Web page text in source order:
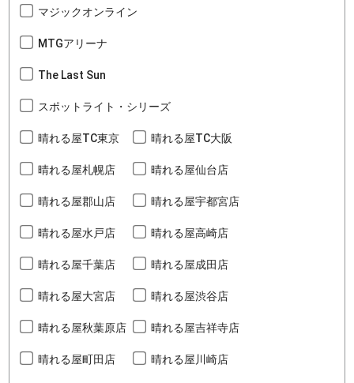
マジックオンライン
MTGアリーナ
The Last Sun
スポットライト・シリーズ
晴れる屋TC東京 晴れる屋TC大阪
晴れる屋札幌店 晴れる屋仙台店
晴れる屋郡山店 晴れる屋宇都宮店
晴れる屋水戸店 晴れる屋高崎店
晴れる屋千葉店 晴れる屋成田店
晴れる屋大宮店 晴れる屋渋谷店
晴れる屋秋葉原店 晴れる屋吉祥寺店
晴れる屋町田店 晴れる屋川崎店